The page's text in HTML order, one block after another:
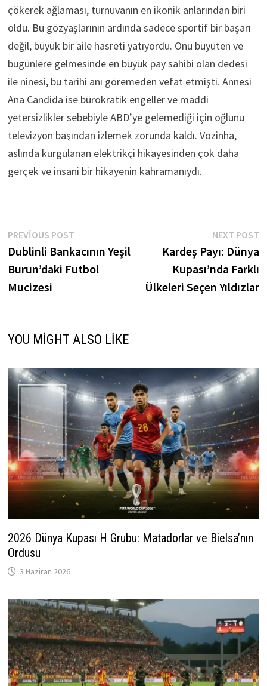
çökerek ağlaması, turnuvanın en ikonik anlarından biri
oldu. Bu gözyaşlarının ardında sadece sportif bir başarı
değil, büyük bir aile hasreti yatıyordu. Onu büyüten ve
bugünlere gelmesinde en büyük pay sahibi olan dedesi
ile ninesi, bu tarihi anı göremeden vefat etmişti. Annesi
Ana Candida ise bürokratik engeller ve maddi
yetersizlikler sebebiyle ABD’ye gelemediği için oğlunu
televizyon başından izlemek zorunda kaldı. Vozinha,
aslında kurgulanan elektrikçi hikayesinden çok daha
gerçek ve insani bir hikayenin kahramanıydı.
Yazı
gezinmesi
PREVIOUS POSTPrevious
post:
Dublinli Bankacının Yeşil
Burun’daki Futbol
Mucizesi
NEXT POST
Kardeş Payı: Dünya
Kupası’nda Farklı
Ülkeleri Seçen Yıldızlar
YOU MIGHT ALSO LIKE
2026 Dünya Kupası H Grubu: Matadorlar ve Bielsa’nın
Ordusu
3 Haziran 2026